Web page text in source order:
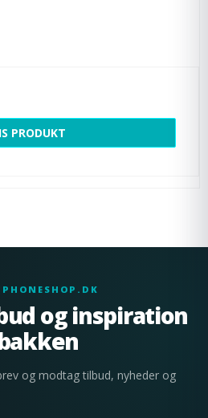
PRODUKT
og inspiration
og modtag tilbud, nyheder og